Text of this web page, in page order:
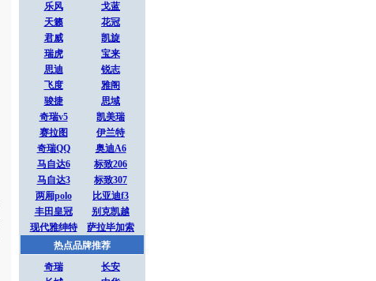
乐风
戈蓝
天籁
花冠
君威
凯旋
瑞虎
宝来
思迪
锐志
飞度
雅阁
骏捷
思域
奇瑞v5
凯美瑞
赛拉图
伊兰特
奇瑞QQ
奥迪A6
马自达6
标致206
马自达3
标致307
两厢polo
比亚迪f3
丰田皇冠
别克凯越
现代雅绅特
萨拉毕加索
热点品牌推荐
奇瑞
长安